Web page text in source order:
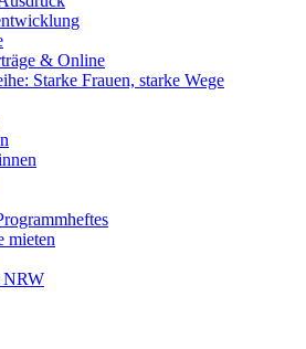
& Online
Starke Frauen, starke Wege
mieten
NRW